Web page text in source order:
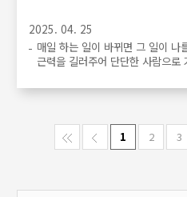
2025. 04. 25
매일 하는 일이 바뀌면 그 일이 나
근력을 길러주어 단단한 사람으로
1 2 3